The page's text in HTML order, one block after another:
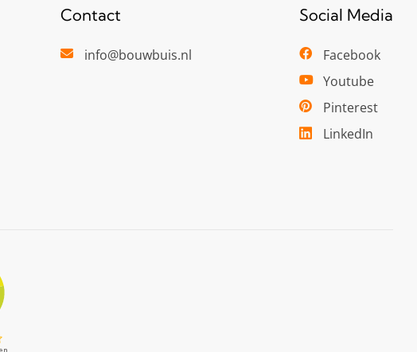
Contact
info@bouwbuis.nl
Social Media
Facebook
Youtube
Pinterest
LinkedIn